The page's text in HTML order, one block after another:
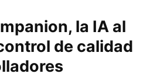
la IA al
de calidad